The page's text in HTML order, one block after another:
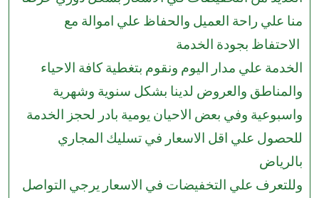
منا علي راحة العميل والحفاظ علي اموالة مع
الخدمة علي مدار اليوم ونقوم بتغطية كافة الاحياء
والمناطق والعروض لدينا بشكل سنوية وشهرية
واسبوعية وفي بعض الاحيان يومية بادر لحجز الخدمة
للحصول علي اقل الاسعار في تسليك المجاري
بالرياض
وللتعرف علي التخفيضات في الاسعار يرجي التواصل